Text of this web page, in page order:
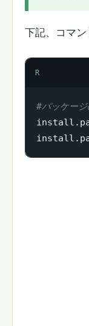
下記、コマン
R
#パッケー